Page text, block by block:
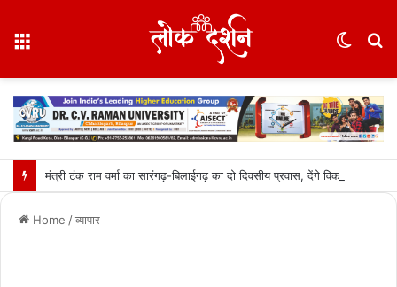
Home /व्यापार